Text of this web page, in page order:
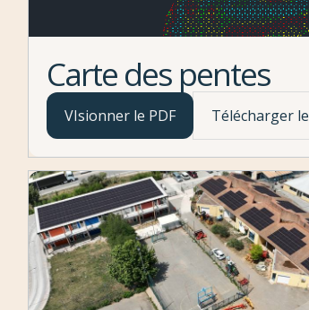
Carte des pentes
VIsionner le PDF Télécharger